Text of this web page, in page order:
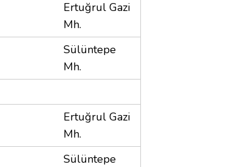
Ertuğrul Gazi
Mh.
Sülüntepe
Mh.
Ertuğrul Gazi
Mh.
Sülüntepe